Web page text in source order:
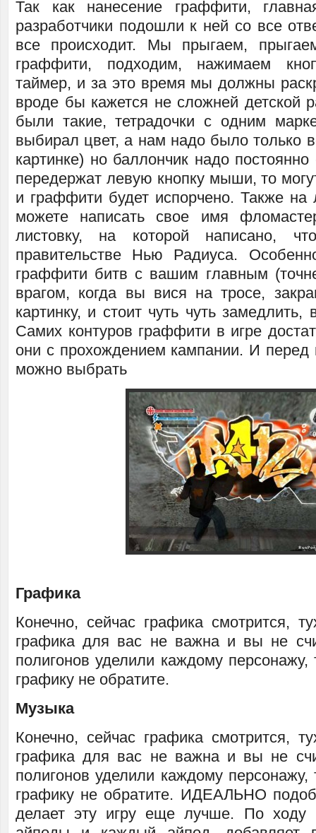
Так как нанесение граффити,
разработчики подошли к ней со все
все происходит. Мы прыгаем,
граффити, подходим, нажимаем
таймер, и за это время мы должны
вроде бы кажется не сложней детской
были такие, тетрадочки с одним
выбирал цвет, а нам надо было только
картинке) но баллончик надо постоянно
передержат левую кнопку мыши, то
и граффити будет испорчено. Также
можете написать свое имя
листовку, на которой написано,
правительстве Нью Радиуса.
граффити битв с вашим главным
врагом, когда вы вися на тросе,
картинку, и стоит чуть чуть замедлить,
Самих контуров граффити в игре
они с прохождением кампании. И перед
можно выбрать
Графика
Конечно, сейчас графика смотрится,
графика для вас не важна и вы не
полигонов уделили каждому
графику не обратите.
Музыка
Конечно, сейчас графика смотрится,
графика для вас не важна и вы не
полигонов уделили каждому
графику не обратите. ИДЕАЛЬНО
делает эту игру еще лучше. По ходу